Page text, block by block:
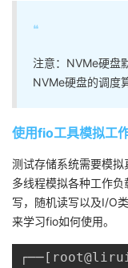
❝
注意：NVMe硬盘
NVMe硬盘的调度
使用fio工具模拟工
测试存储系统需要模
多线程模拟各种工作
写，随机读写以及I/O
来学习fio如何使用。
┌──[